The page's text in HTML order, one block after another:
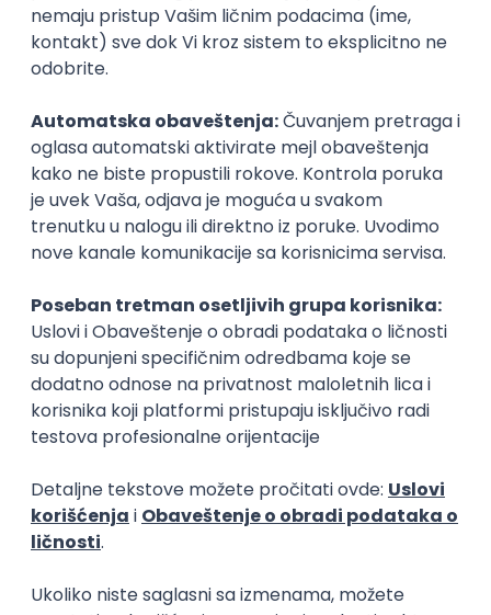
Karijera
Zanimanja posle studija
Grafički inženjer
dizajn
Grafičar
dizajn
Poslovi posle studija